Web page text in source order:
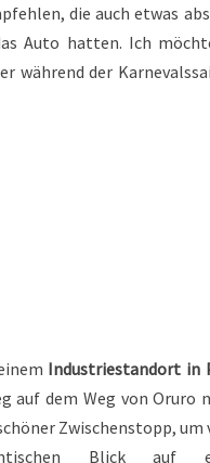
die auch etwas
Auto hatten. Ich
während der
Industriestandort in
auf dem Weg von Oruro
Zwischenstopp, um
Blick auf